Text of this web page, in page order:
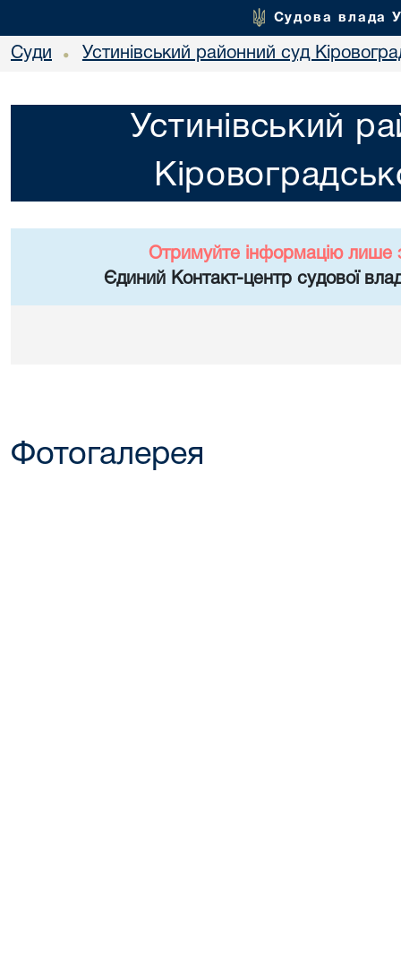
Судова влада
Суди • Устинівський районний суд
Устинівський
Отримуйте інформацію лише
Єдиний Контакт-центр судової
Фотогалерея